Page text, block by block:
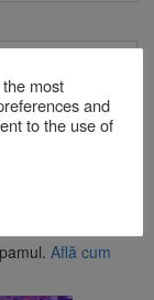
Află cum
most
and
to the use of